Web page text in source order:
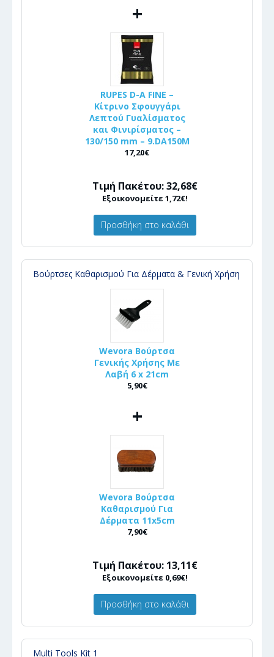
+
RUPES D-A FINE –
Κίτρινο Σφουγγάρι
Λεπτού Γυαλίσματος
και Φινιρίσματος –
130/150 mm – 9.DA150M
17,20€
Τιμή Πακέτου: 32,68€
Εξοικονομείτε 1,72€!
Προσθήκη στο καλάθι
Βούρτσες Καθαρισμού Για Δέρματα & Γενική Χρήση
Wevora Βούρτσα
Γενικής Χρήσης Με
Λαβή 6 x 21cm
5,90€
+
Wevora Βούρτσα
Καθαρισμού Για
Δέρματα 11x5cm
7,90€
Τιμή Πακέτου: 13,11€
Εξοικονομείτε 0,69€!
Προσθήκη στο καλάθι
Multi Tools Kit 1